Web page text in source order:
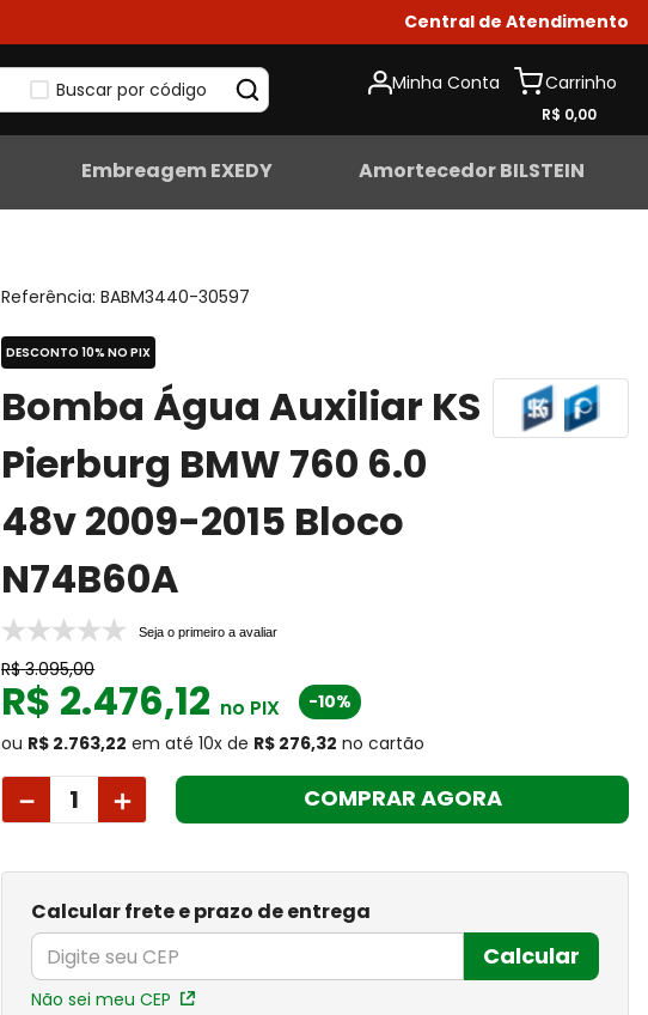
Central de Atendimento
Buscar por código Minha Conta
R$ 0,00
Embreagem EXEDY Amortecedor BILSTEIN
Referência:BABM3440-30597
DESCONTO 10% NO PIX
Bomba Água Auxiliar KS
Pierburg BMW 760 6.0
48v 2009-2015 Bloco
N74B60A
Seja o primeiro a avaliar
R$ 3.095,00
R$ 2.476,12 no PIX
-10%
ou R$ 2.763,22 em até 10x de R$ 276,32 no cartão
＋
－ COMPRAR AGORA
Calcular frete e prazo de entrega
Calcular
Não sei meu CEP